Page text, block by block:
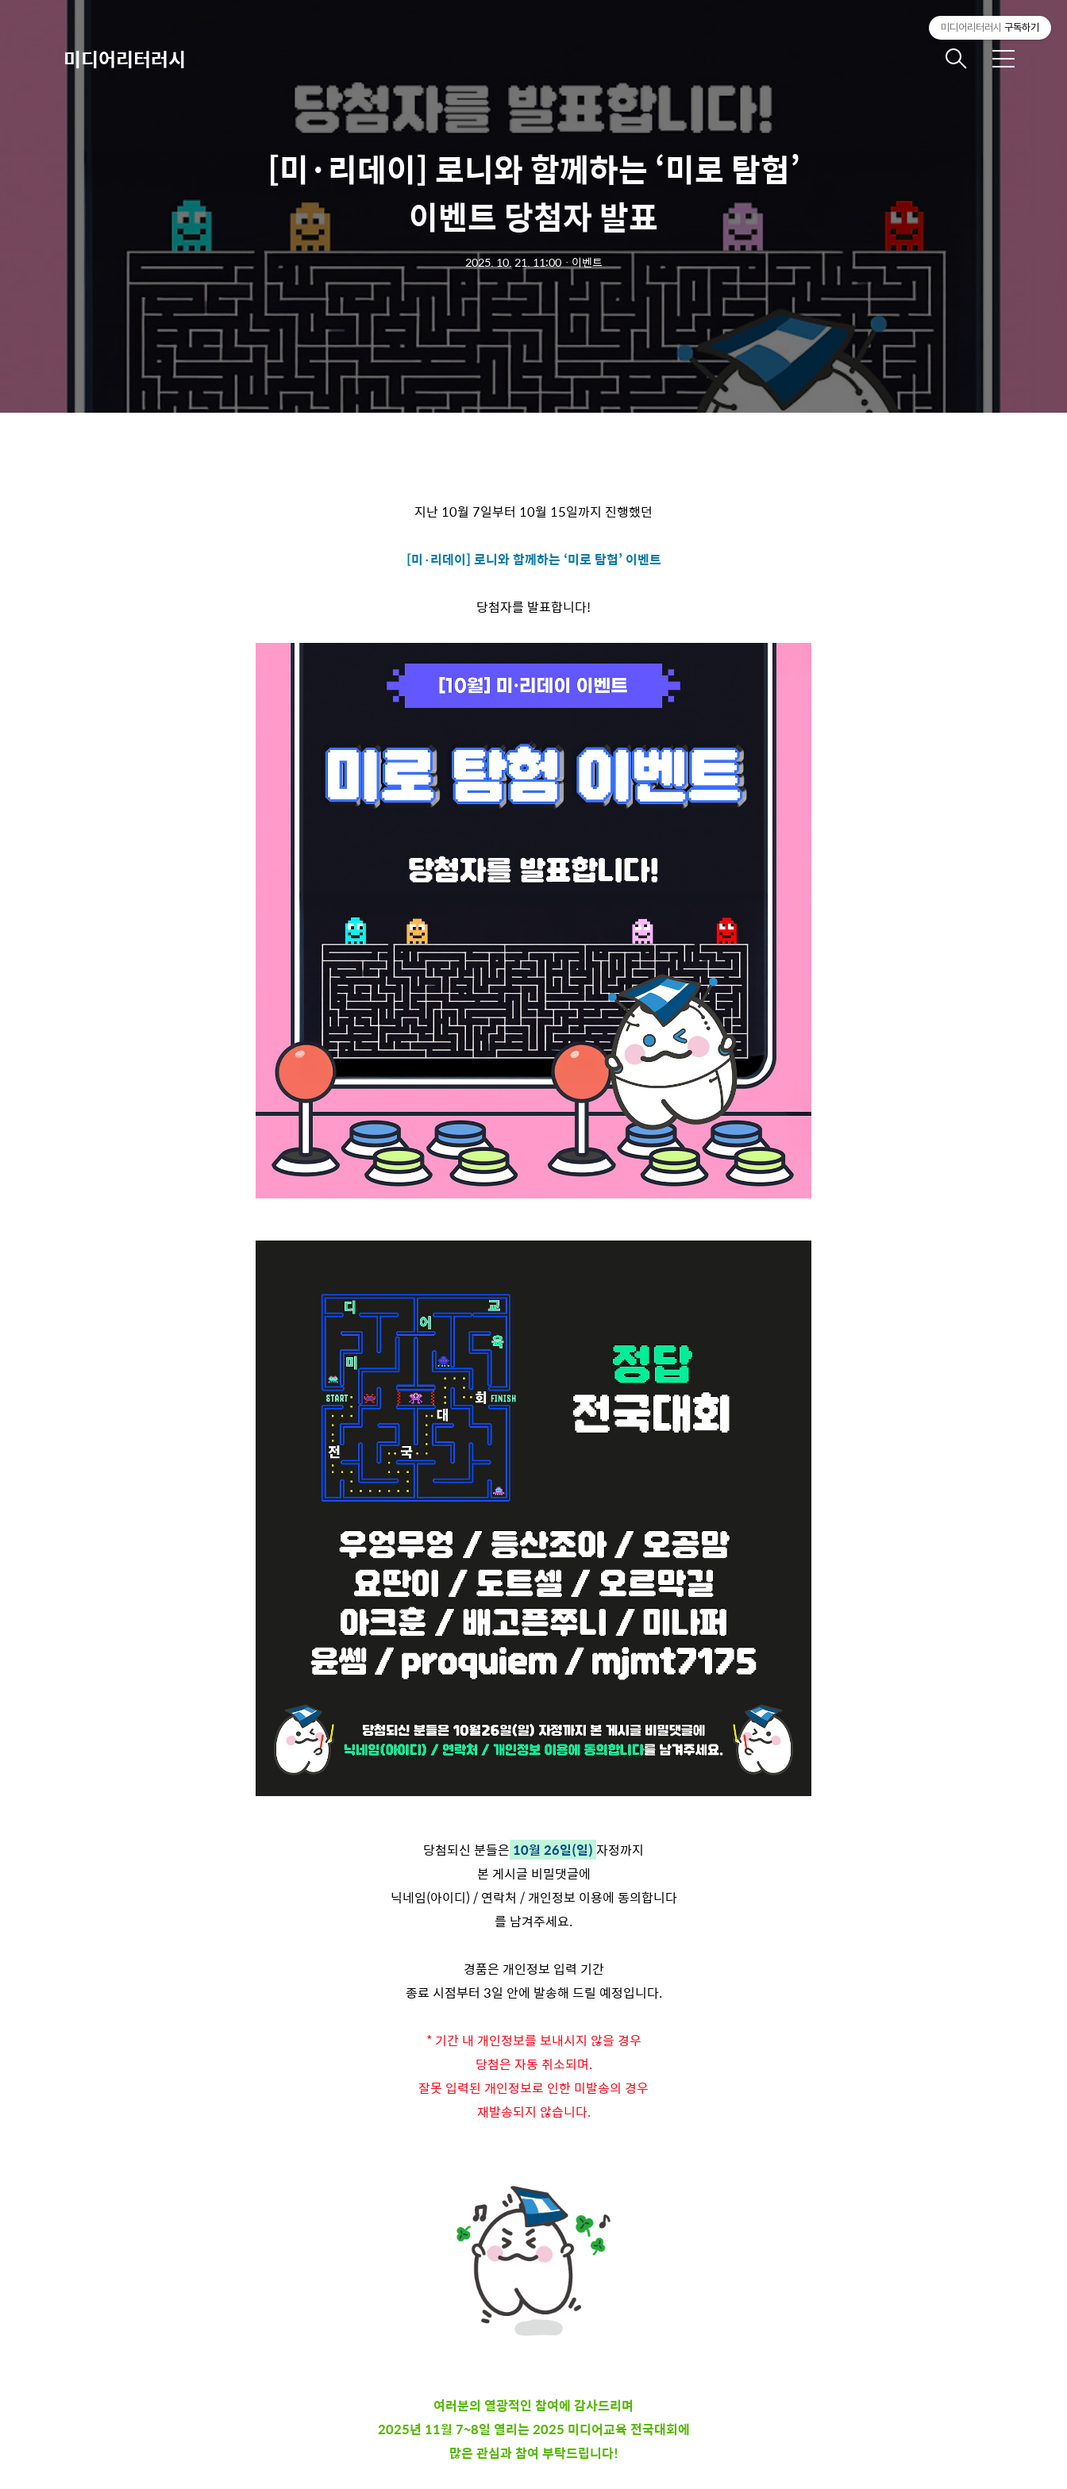
미디어리터러시 메
[미·리데이] 로니와 함께하는 ‘미로 탐험’
이벤트 당첨자 발표
2025. 10. 21. 11:00ㆍ이벤트
지난 10월 7일부터 10월 15일까지 진행했던
[미·리데이] 로니와 함께하는 ‘미로 탐험’ 이벤트
당첨자를 발표합니다!
당첨되신 분들은 10월 26일(일) 자정까지
본 게시글 비밀댓글에
닉네임(아이디) / 연락처 / 개인정보 이용에 동의합니다
를 남겨주세요.
경품은 개인정보 입력 기간
종료 시점부터 3일 안에 발송해 드릴 예정입니다.
* 기간 내 개인정보를 보내시지 않을 경우
당첨은 자동 취소되며.
잘못 입력된 개인정보로 인한 미발송의 경우
재발송되지 않습니다.
여러분의 열광적인 참여에 감사드리며
2025년 11월 7~8일 열리는 2025 미디어교육 전국대회에
많은 관심과 참여 부탁드립니다!
미디어리터러시 구독하기